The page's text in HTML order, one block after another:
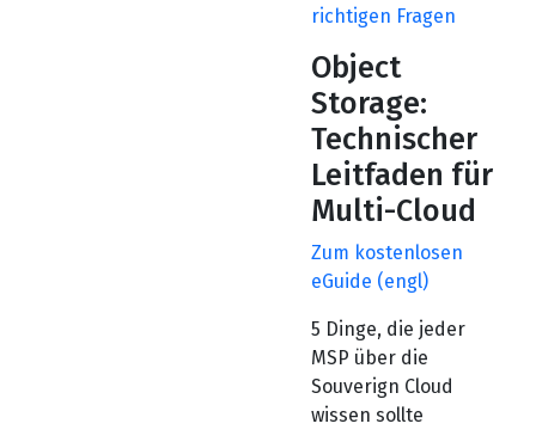
richtigen Fragen
Object
Storage:
Technischer
Leitfaden für
Multi-Cloud
Zum kostenlosen
eGuide (engl)
5 Dinge, die jeder
MSP über die
Souverign Cloud
wissen sollte